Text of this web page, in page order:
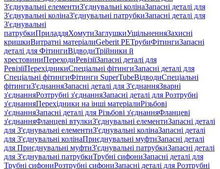
З'єднувальні елементиЗ'єднувальні колінаЗапасні деталі для
З'єднувальні колінаЗ'єднувальні патрубкиЗапасні деталі для
З'єднувальні
патрубкиПриладдяХомутиЗаглушкиУщільненняЗахисні
кришкиВитратні матеріалиGeberit PEТрубиФітингиЗапасні
деталі для ФітингиВідводиТрійники й
хрестовиниПереходиРевізіїЗапасні деталі для
РевізіїПерехідникиСпеціальні фітингиЗапасні деталі для
Спеціальні фітингиФітинги SuperTubeВідводиСпеціальні
фітингиЗ'єднанняЗапасні деталі для З'єднанняЗварні
з'єднанняРозтрубні з'єднанняЗапасні деталі для Розтрубні
з'єднанняПерехідники на інші матеріалиРізьбові
з'єднанняЗапасні деталі для Різьбові з'єднанняФланцеві
з'єднанняФланцеві втулкиЗ'єднувальні елементиЗапасні деталі
для З'єднувальні елементиЗ'єднувальні колінаЗапасні деталі
для З'єднувальні колінаПриєднувальні муфтиЗапасні деталі
для Приєднувальні муфтиЗ'єднувальні патрубкиЗапасні деталі
для З'єднувальні патрубкиТрубні сифониЗапасні деталі для
Трубні сифониРозтрубні сифониЗапасні деталі для Розтрубні